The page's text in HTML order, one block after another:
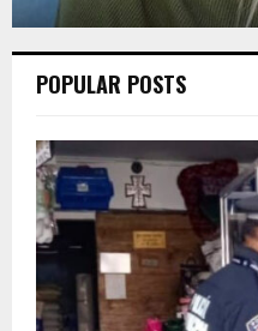
POPULAR POSTS